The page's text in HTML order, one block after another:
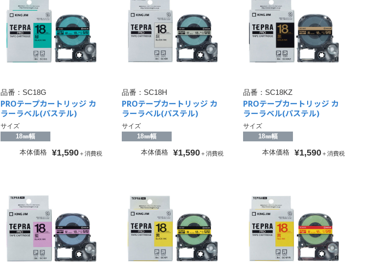
品番： SC18G
PROテープカートリッジ カ
ラーラベル(パステル)
サイズ
18㎜幅
本体価格 ¥1,590 ＋消費税
品番： SC18H
PROテープカートリッジ カ
ラーラベル(パステル)
サイズ
18㎜幅
本体価格 ¥1,590 ＋消費税
品番： SC18KZ
PROテープカートリッジ カ
ラーラベル(パステル)
サイズ
18㎜幅
本体価格 ¥1,590 ＋消費税